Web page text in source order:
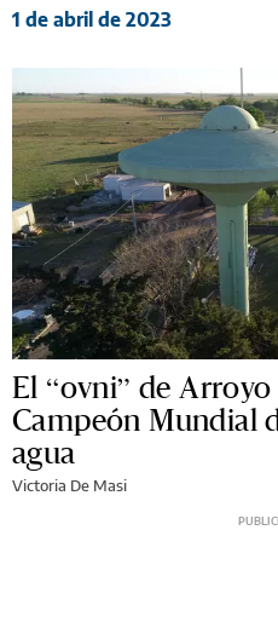
1 de abril de 2023
El “ovni” de Arroyo
Campeón Mundial
agua
Victoria De Masi